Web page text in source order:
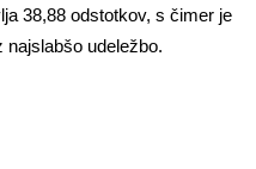
38,88 odstotkov, s čimer je
udeležbo.